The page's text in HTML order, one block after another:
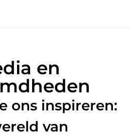
en
ons inspireren:
van